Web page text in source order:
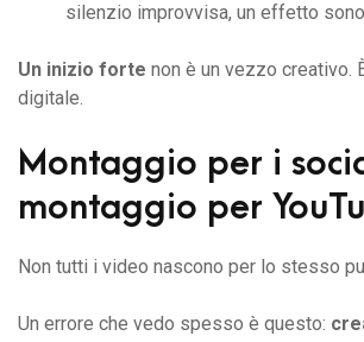
silenzio improvvisa, un effetto
Un inizio forte non è un vezzo creativo.
digitale.
Montaggio per i
montaggio per
Non tutti i video nascono per lo stesso
Un errore che vedo spesso è questo: